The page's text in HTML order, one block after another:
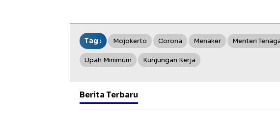
Tag : Mojokerto Corona Menaker Menteri
Upah Minimum Kunjungan Kerja
Berita Terbaru